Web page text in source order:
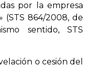
por la empresa
(STS 864/2008, de
sentido, STS
o cesión del